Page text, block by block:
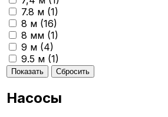
7.8 м (1)
8 м (16)
8 мм (1)
9 м (4)
9.5 м (1)
Насосы